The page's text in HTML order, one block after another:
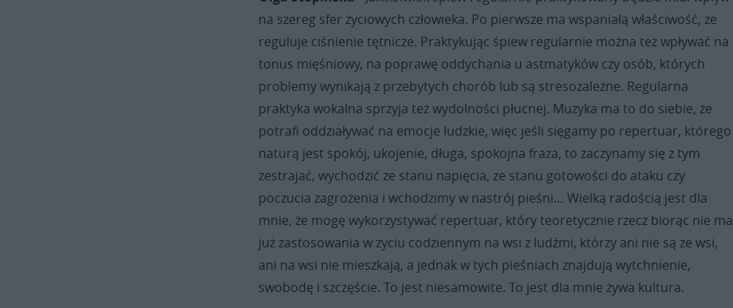
na szereg sfer życiowych człowieka. Po pierwsze ma wspaniałą właściwość, że
reguluje ciśnienie tętnicze. Praktykując śpiew regularnie można też wpływać na
tonus mięśniowy, na poprawę oddychania u astmatyków czy osób, których
problemy wynikają z przebytych chorób lub są stresozależne. Regularna
praktyka wokalna sprzyja też wydolności płucnej. Muzyka ma to do siebie, że
potrafi oddziaływać na emocje ludzkie, więc jeśli sięgamy po repertuar, którego
naturą jest spokój, ukojenie, długa, spokojna fraza, to zaczynamy się z tym
zestrajać, wychodzić ze stanu napięcia, ze stanu gotowości do ataku czy
poczucia zagrożenia i wchodzimy w nastrój pieśni… Wielką radością jest dla
mnie, że mogę wykorzystywać repertuar, który teoretycznie rzecz biorąc nie ma
już zastosowania w życiu codziennym na wsi z ludźmi, którzy ani nie są ze wsi,
ani na wsi nie mieszkają, a jednak w tych pieśniach znajdują wytchnienie,
swobodę i szczęście. To jest niesamowite. To jest dla mnie żywa kultura.